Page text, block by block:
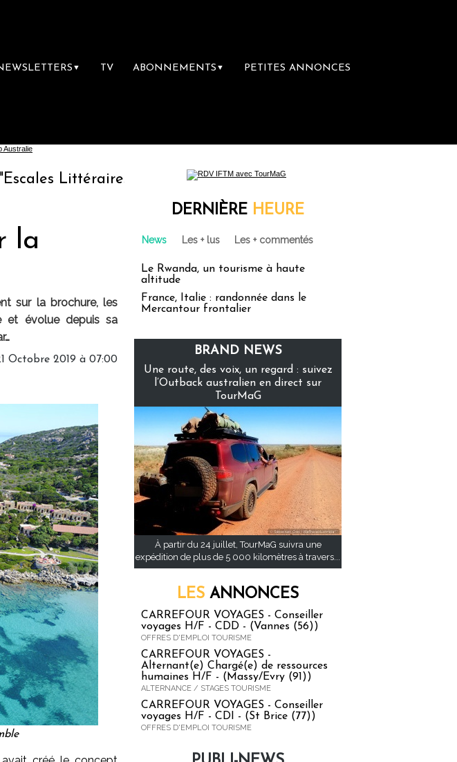
▼ TV ABONNEMENTS ▼ PETITES ANNONCES
la première librairie du voyage
la
sur la brochure, les
et évolue depuis sa
Octobre 2019 à 07:00
DERNIÈRE HEURE
News Les + lus Les + commentés
Le Rwanda, un tourisme à haute
altitude
France, Italie : randonnée dans le
Mercantour frontalier
BRAND NEWS
Une route, des voix, un regard : suivez
l’Outback australien en direct sur
TourMaG
À partir du 24 juillet, TourMaG suivra une
expédition de plus de 5 000 kilomètres à travers...
LES ANNONCES
CARREFOUR VOYAGES - Conseiller
voyages H/F - CDD - (Vannes (56))
OFFRES D'EMPLOI TOURISME
CARREFOUR VOYAGES -
Alternant(e) Chargé(e) de ressources
humaines H/F - (Massy/Evry (91))
ALTERNANCE / STAGES TOURISME
CARREFOUR VOYAGES - Conseiller
voyages H/F - CDI - (St Brice (77))
OFFRES D'EMPLOI TOURISME